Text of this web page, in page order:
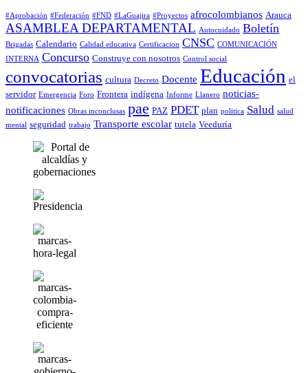
#Aprobación #Federación #FND #LaGuajira #Proyectos afrocolombianos Arauca
ASAMBLEA DEPARTAMENTAL Autocuidado Boletín
Brigadas Calendario Calidad educativa Certificacion CNSC COMUNICACIÓN
INTERNA Concurso Construye con nosotros Control social
convocatorias cultura Decreto Docente Educación el
servidor Emergencia Foro Frontera indígena Informe Llanero noticias-
notificaciones Obras inconclusas pae PAZ PDET plan politica Salud salud
mental seguridad trabajo Transporte escolar tutela Veeduría